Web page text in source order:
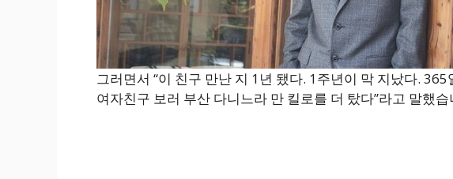
그러면서 “이 친구 만난 지 1년 됐다. 1주년이 막 지났다.
여자친구 보러 부산 다니느라 만 킬로를 더 탔다”라고 말했습